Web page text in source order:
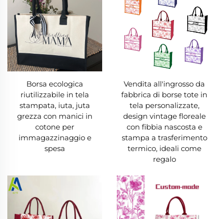
Una borsa in tela di cotone unisce funzionalità
ed eleganza senza fine. La sua superficie
testurizzata è perfetta per essere personalizzata
—stampe serigrafiche, ricami, effetti tie-dye o
tinte unite neutre, garantendo che ci sia una
borsa in tela di cotone adatta a ogni gusto. Le
aziende amano le borse in tela di cotone
personalizzate; diventano pubblicità riutilizzabili
che i clienti portano con orgoglio. Le dimensioni
variano per soddisfare ogni esigenza: versioni
rapide, modelli extra large contengono
attrezzature da spiaggia o articoli da viaggio,
Borsa ecologica
riutilizzabile in tela
stampata, iuta, juta
grezza con manici in
cotone per
immagazzinaggio e
spesa
Vendita all'ingrosso da
fabbrica di borse tote in
tela personalizzate,
design vintage floreale
con fibbia nascosta e
stampa a trasferimento
termico, ideali come
regalo